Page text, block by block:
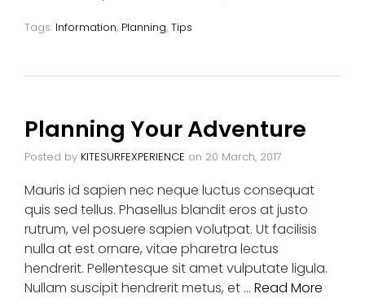
Tags: Information, Planning, Tips
Planning Your Adventure
Posted by KITESURFEXPERIENCE on 20 March, 2017
Mauris id sapien nec neque luctus consequat
quis sed tellus. Phasellus blandit eros at justo
rutrum, vel posuere sapien volutpat. Ut facilisis
nulla at est ornare, vitae pharetra lectus
hendrerit. Pellentesque sit amet vulputate ligula.
Nullam suscipit hendrerit metus, et … Read More